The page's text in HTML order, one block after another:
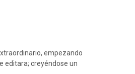
empezando
editara; creyéndose un